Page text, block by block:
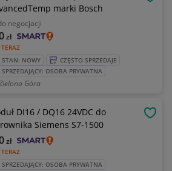
marki Bosch
negocjacji
TERAZ
zł
STAN: NOWY
CZĘSTO SPRZEDAJE
SPRZEDAJĄCY: OSOBA PRYWATNA
Góra
DI16 / DQ16 24VDC do
Siemens S7-1500
TERAZ
zł
SPRZEDAJĄCY: OSOBA PRYWATNA